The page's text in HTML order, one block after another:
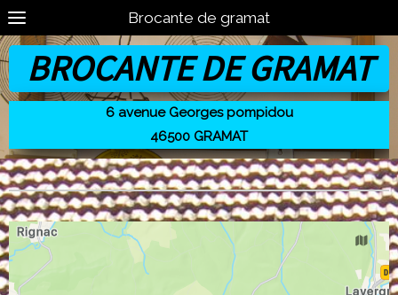
Brocante de gramat
BROCANTE DE GRAMAT
6 avenue Georges pompidou
46500 GRAMAT